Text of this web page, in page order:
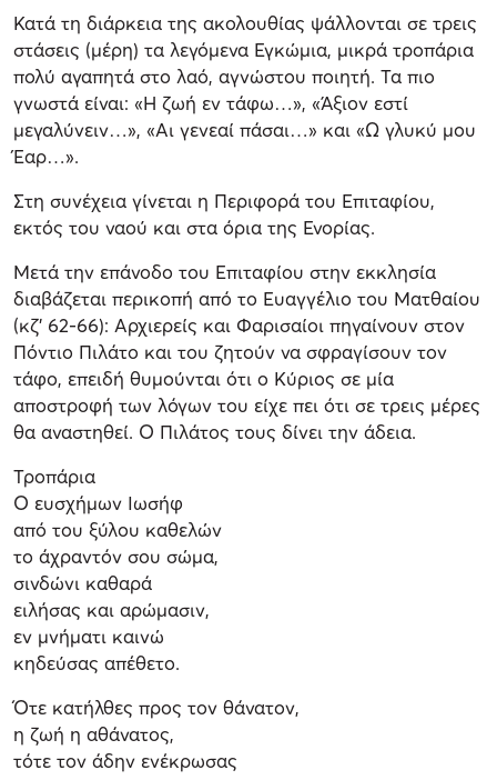
Κατά τη διάρκεια της ακολουθίας ψάλλονται σε τρεις
στάσεις (μέρη) τα λεγόμενα Εγκώμια, μικρά τροπάρια
πολύ αγαπητά στο λαό, αγνώστου ποιητή. Τα πιο
γνωστά είναι: «Η ζωή εν τάφω…», «Άξιον εστί
μεγαλύνειν…», «Αι γενεαί πάσαι…» και «Ω γλυκύ μου
Έαρ…».
Στη συνέχεια γίνεται η Περιφορά του Επιταφίου,
εκτός του ναού και στα όρια της Ενορίας.
Μετά την επάνοδο του Επιταφίου στην εκκλησία
διαβάζεται περικοπή από το Ευαγγέλιο του Ματθαίου
(κζ’ 62-66): Αρχιερείς και Φαρισαίοι πηγαίνουν στον
Πόντιο Πιλάτο και του ζητούν να σφραγίσουν τον
τάφο, επειδή θυμούνται ότι ο Κύριος σε μία
αποστροφή των λόγων του είχε πει ότι σε τρεις μέρες
θα αναστηθεί. Ο Πιλάτος τους δίνει την άδεια.
Τροπάρια
Ο ευσχήμων Ιωσήφ
από του ξύλου καθελών
το άχραντόν σου σώμα,
σινδώνι καθαρά
ειλήσας και αρώμασιν,
εν μνήματι καινώ
κηδεύσας απέθετο.
Ότε κατήλθες προς τον θάνατον,
η ζωή η αθάνατος,
τότε τον άδην ενέκρωσας